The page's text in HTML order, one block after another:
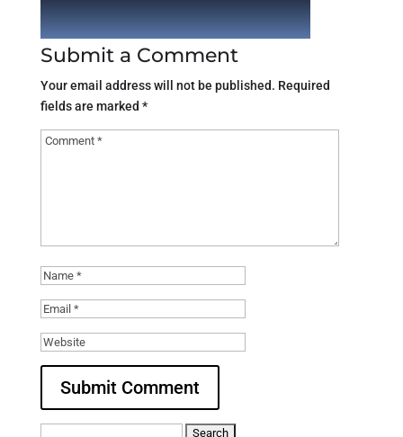
Submit a Comment
Your email address will not be published. Required
fields are marked *